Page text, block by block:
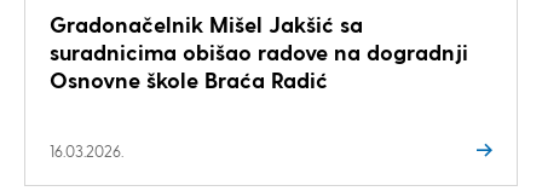
Gradonačelnik Mišel Jakšić sa
suradnicima obišao radove na dogradnji
Osnovne škole Braća Radić
16.03.2026.